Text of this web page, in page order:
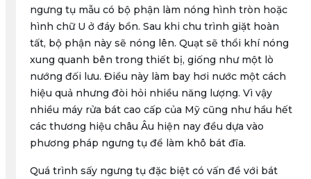
ngưng tụ mẫu có bộ phận làm nóng hình tròn hoặc
hình chữ U ở đáy bồn. Sau khi chu trình giặt hoàn
tất, bộ phận này sẽ nóng lên. Quạt sẽ thổi khí nóng
xung quanh bên trong thiết bị, giống như một lò
nướng đối lưu. Điều này làm bay hơi nước một cách
hiệu quả nhưng đòi hỏi nhiều năng lượng. Vì vậy
nhiều máy rửa bát cao cấp của Mỹ cũng như hầu hết
các thương hiệu châu Âu hiện nay đều dựa vào
phương pháp ngưng tụ để làm khô bát đĩa.
Quá trình sấy ngưng tụ đặc biệt có vấn đề với bát